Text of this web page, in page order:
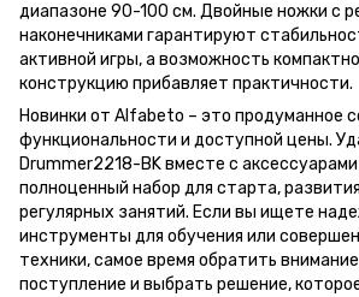
диапазоне 90-100 см. Двойные ножки с
наконечниками гарантируют
активной игры, а возможность
конструкцию прибавляет практичности.
Новинки от Alfabeto – это продуманное
функциональности и доступной цены.
Drummer2218-BK вместе с
полноценный набор для старта,
регулярных занятий. Если вы ищете
инструменты для обучения или
техники, самое время обратить
поступление и выбрать решение,